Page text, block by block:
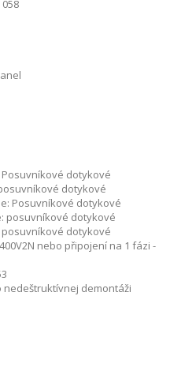
058
Posuvníkové dotykové
dotykové
Posuvníkové dotykové
posuvníkové dotykové
posuvníkové dotykové
nebo připojení na 1 fázi -
demontáži